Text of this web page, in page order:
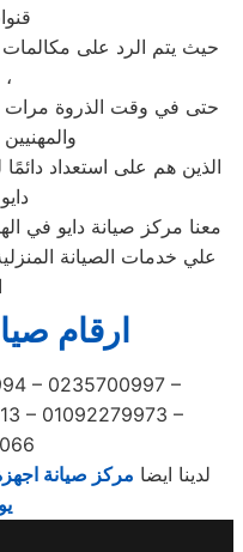
حيث يتم الرد على
30 ثانية ،
حتى في وقت الذروة مرات
الذين هم على استعداد
معنا مركز صيانة دايو في
علي خدمات الصيانة
ارقام
– 0235700997 –
– 01092279973 –
لدينا ايضا مركز صيانة